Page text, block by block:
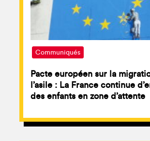
Communiqués
Pacte européen sur la
l’asile : La France continue
des enfants en zone d’attente